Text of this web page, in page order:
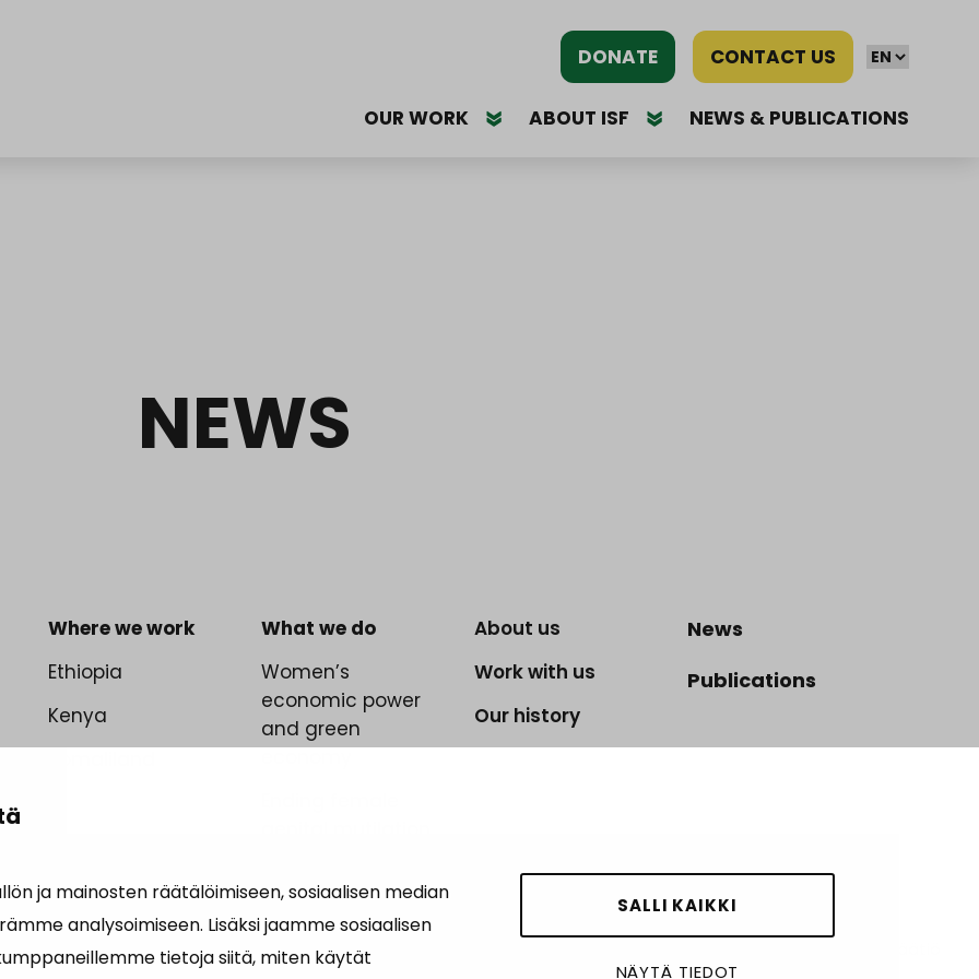
ja mainosten räätälöimiseen, sosiaalisen median
analysoimiseen. Lisäksi jaamme sosiaalisen
tietoja siitä, miten käytät
SALLI KAIKKI
NÄYTÄ TIEDOT
OUR WORK ABOUT ISF NEWS & PUBLICATIONS
DONATE CONTACT US
NEWS
Where we work
Ethiopia
Kenya
What we do
Women’s
economic power
and green
About us
Work with us
Our history
News
Publications